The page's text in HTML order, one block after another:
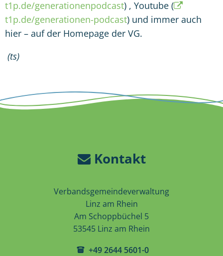
t1p.de/generationenpodcast) , Youtube (
t1p.de/generationen-podcast) und immer auch
hier – auf der Homepage der VG.
(ts)
Kontakt
Verbandsgemeindeverwaltung
Linz am Rhein
Am Schoppbüchel 5
53545 Linz am Rhein
+49 2644 5601-0